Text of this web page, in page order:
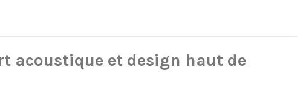
acoustique et design haut de